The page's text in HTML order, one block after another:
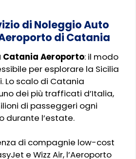
di Noleggio Auto
di Catania
Catania Aeroporto: il modo
per esplorare la Sicilia
Lo scalo di Catania
dei più trafficati d’Italia,
di passeggeri ogni
durante l’estate.
di compagnie low-cost
e Wizz Air, l’Aeroporto